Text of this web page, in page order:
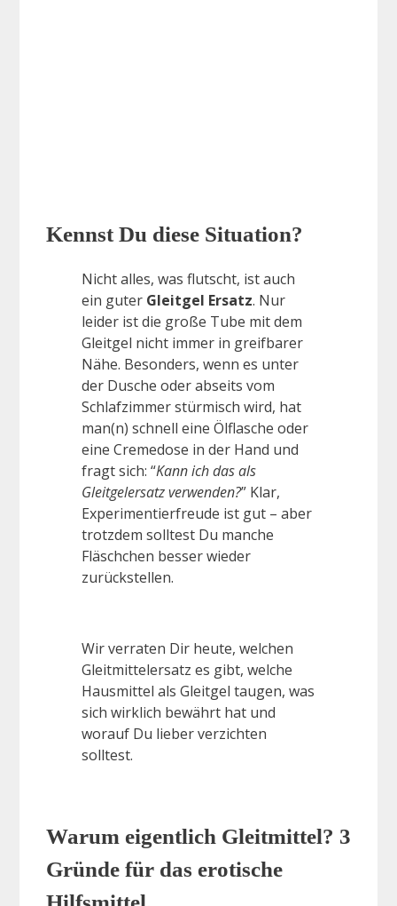
Kennst Du diese Situation?
Nicht alles, was flutscht, ist auch
ein guter Gleitgel Ersatz. Nur
leider ist die große Tube mit dem
Gleitgel nicht immer in greifbarer
Nähe. Besonders, wenn es unter
der Dusche oder abseits vom
Schlafzimmer stürmisch wird, hat
man(n) schnell eine Ölflasche oder
eine Cremedose in der Hand und
fragt sich: “Kann ich das als
Gleitgelersatz verwenden?” Klar,
Experimentierfreude ist gut – aber
trotzdem solltest Du manche
Fläschchen besser wieder
zurückstellen.
Wir verraten Dir heute, welchen
Gleitmittelersatz es gibt, welche
Hausmittel als Gleitgel taugen, was
sich wirklich bewährt hat und
worauf Du lieber verzichten
solltest.
Warum eigentlich Gleitmittel? 3
Gründe für das erotische